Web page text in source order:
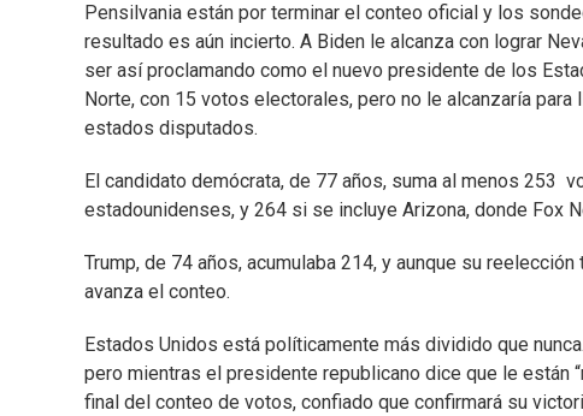
Pensilvania están por terminar el conteo oficial y los
resultado es aún incierto. A Biden le alcanza con lograr
ser así proclamando como el nuevo presidente de los
Norte, con 15 votos electorales, pero no le alcanzaría
estados disputados.
El candidato demócrata, de 77 años, suma al menos 253
estadounidenses, y 264 si se incluye Arizona, donde Fox
Trump, de 74 años, acumulaba 214, y aunque su
avanza el conteo.
Estados Unidos está políticamente más dividido que
pero mientras el presidente republicano dice que le están
final del conteo de votos, confiado que confirmará su